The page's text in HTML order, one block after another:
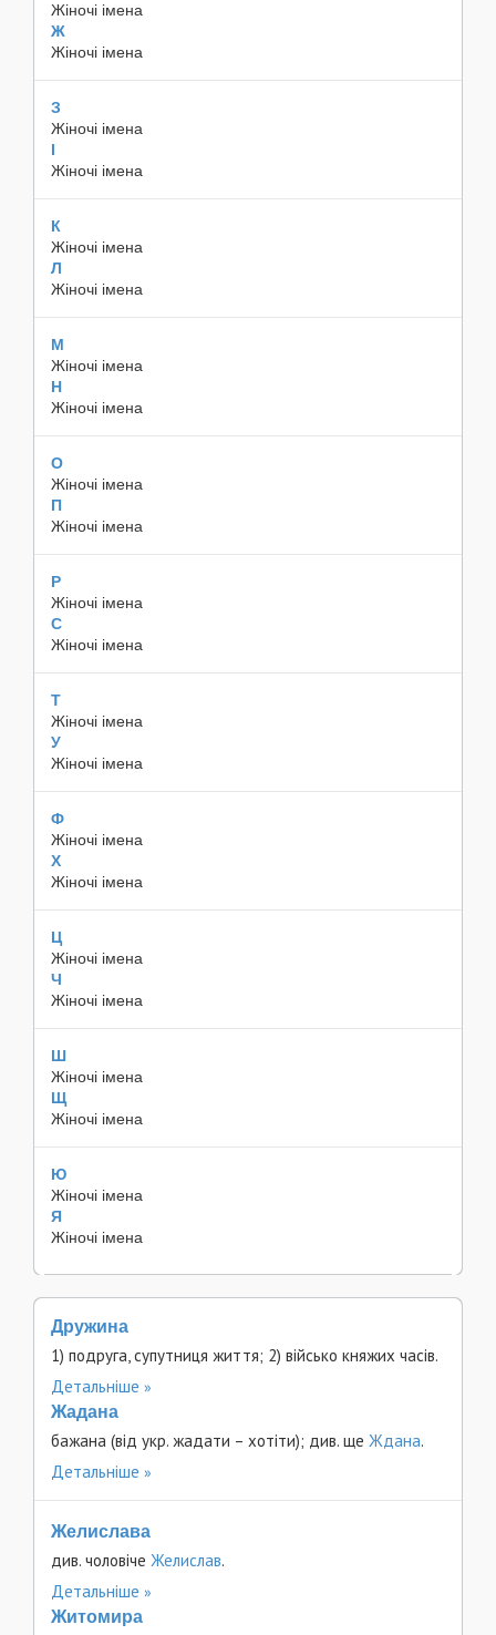
Жіночі імена
Ж
Жіночі імена
З
Жіночі імена
І
Жіночі імена
К
Жіночі імена
Л
Жіночі імена
М
Жіночі імена
Н
Жіночі імена
О
Жіночі імена
П
Жіночі імена
Р
Жіночі імена
С
Жіночі імена
Т
Жіночі імена
У
Жіночі імена
Ф
Жіночі імена
Х
Жіночі імена
Ц
Жіночі імена
Ч
Жіночі імена
Ш
Жіночі імена
Щ
Жіночі імена
Ю
Жіночі імена
Я
Жіночі імена
Дружина
1) подруга, супутниця життя; 2) військо княжих часів.
Детальніше
Жадана
бажана (від укр. жадати – хотіти); див. ще Ждана.
Детальніше
Желислава
див. чоловіче Желислав.
Детальніше
Житомира